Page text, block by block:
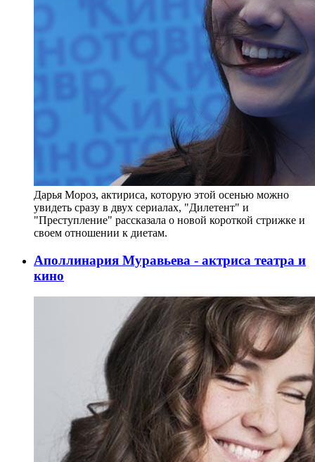
Дарья Мороз, актириса, которую этой осенью можно
увидеть сразу в двух сериалах, "Дилетент" и
"Преступление" рассказала о новой короткой стрижке и
своем отношении к диетам.
Аполлинария Муравьева - актриса театра и
кино